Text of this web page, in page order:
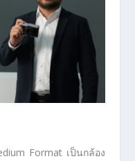
Format เป็นกล้อง